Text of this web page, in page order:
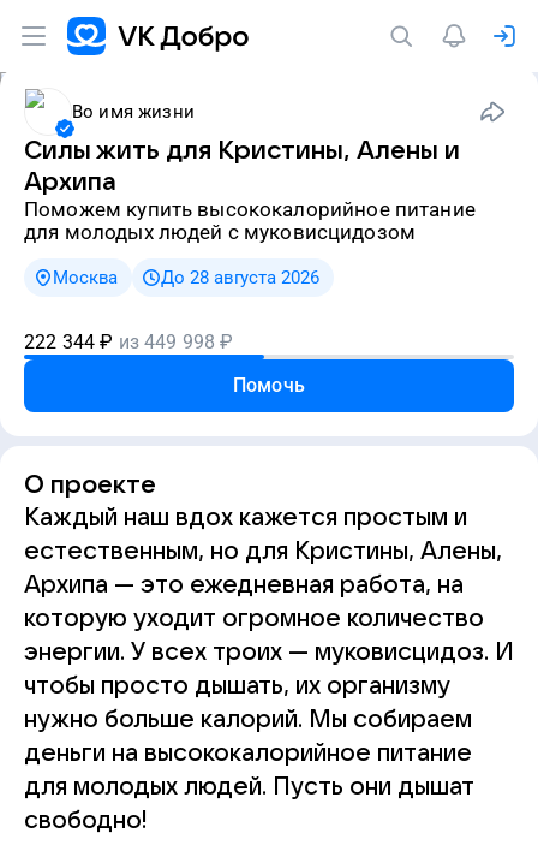
Во имя жизни
Силы жить для Кристины, Алены и
Архипа
Поможем купить высококалорийное питание
для молодых людей с муковисцидозом
Москва До 28 августа 2026
222 344 ₽ из 449 998 ₽
Помочь
О проекте
Каждый наш вдох кажется простым и
естественным, но для Кристины, Алены,
Архипа — это ежедневная работа, на
которую уходит огромное количество
энергии. У всех троих — муковисцидоз. И
чтобы просто дышать, их организму
нужно больше калорий. Мы собираем
деньги на высококалорийное питание
для молодых людей. Пусть они дышат
свободно!